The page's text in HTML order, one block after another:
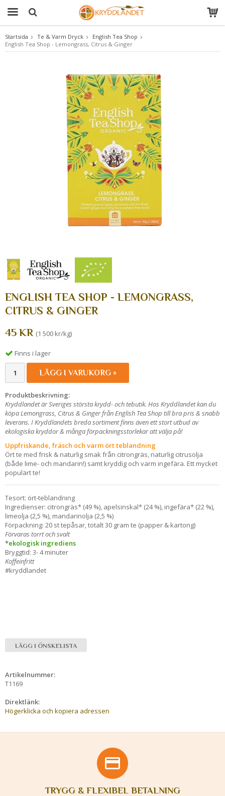
Produkten har blivit tillagd i varukorgen
Startsida Te & Varm Dryck
English Tea Shop
English Tea Shop - Lemongrass, Citrus & Ginger
ENGLISH TEA SHOP - LEMONGRASS,
CITRUS & GINGER
45 KR (1 500 kr/kg)
Finns i lager
LÄGG I VARUKORG »
Produktbeskrivning:
Kryddlandet är Sveriges största krydd- och tebutik. Hos Kryddlandet kan du
köpa Lemongrass, Citrus & Ginger från English Tea Shop till bra pris & snabb
leverans. I Kryddlandets breda sortiment finns även ett stort utbud av
ekologiska kryddor & många förpackningsstorlekar att välja på!
Uppfriskande, fräsch och varm ört teblandning
Ört te med frisk & naturlig smak från citrongräs, naturlig citrusolja
(både lime- och mandarin!) samt kryddig och varm ingefära. Ett mycket
populärt te!
Tesort: ört-teblandning
Ingredienser: citrongräs* (49 %), apelsinskal* (24 %), ingefära* (22 %),
limeolja (2,5 %), mandarinolja (2,5 %)
Förpackning: 20 st tepåsar, totalt 30 gram te (papper & kartong)
Förvaras torrt och svalt
*ekologisk ingrediens
Bryggtid: 3- 4 minuter
Koffeinfritt
#kryddlandet
LÄGG I ÖNSKELISTA
Artikelnummer:
T1169
Direktlänk:
Högerklicka och kopiera adressen
TRYGG & FLEXIBEL BETALNING